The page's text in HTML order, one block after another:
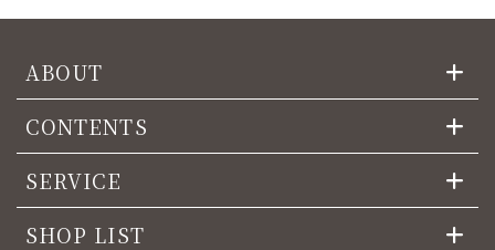
ABOUT
CONTENTS
SERVICE
SHOP LIST